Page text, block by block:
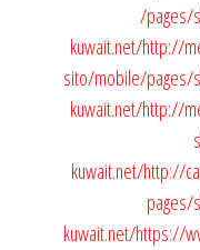
/pages/
kuwait.net/http://
sito/mobile/pages/
kuwait.net/http://
kuwait.net/http://
pages/
kuwait.net/https://